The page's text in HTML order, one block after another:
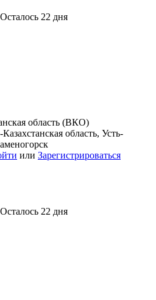
Осталось 22 дня
область (ВКО)
область, Усть-
или Зарегистрироваться
Осталось 22 дня